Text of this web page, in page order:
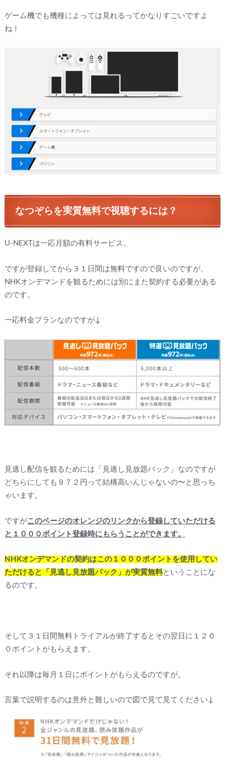
ゲーム機でも機種によっては見れるってかなりすごいですよ
ね！
なつぞらを実質無料で視聴するには？
U-NEXTは一応月額の有料サービス。
ですが登録してから３１日間は無料ですので良いのですが、
NHKオンデマンドを観るためには別にまた契約する必要がある
のです。
一応料金プランなのですが↓
見逃し配信を観るためには「見逃し見放題パック」なのですが
どちらにしても９７２円って結構高いんじゃないの〜と思っち
ゃいます。
ですがこのページのオレンジのリンクから登録していただける
と１０００ポイント登録時にもらうことができます。
NHKオンデマンドの契約はこの１０００ポイントを使用してい
ただけると「見逃し見放題パック」が実質無料ということにな
るのです。
そして３１日間無料トライアルが終了するとその翌日に１２０
０ポイントがもらえます。
それ以降は毎月１日にポイントがもらえるのですが。
言葉で説明するのは意外と難しいので図で見て見てください↓